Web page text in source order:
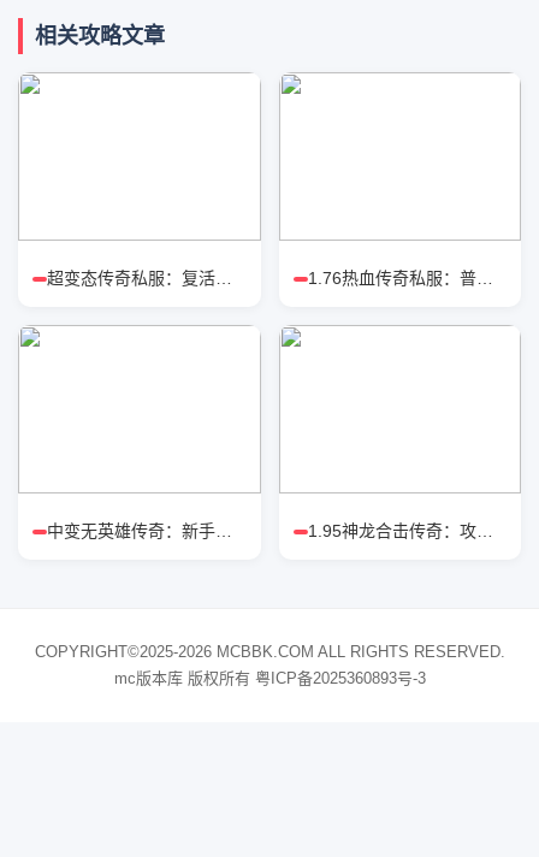
相关攻略文章
1.76热血传奇私服：普通玩家高效打
1.95神龙合击传奇：攻城战狂战流派
COPYRIGHT©2025-2026 MCBBK.COM ALL RIGHTS RESERVED.
mc版本库 版权所有 粤ICP备2025360893号-3